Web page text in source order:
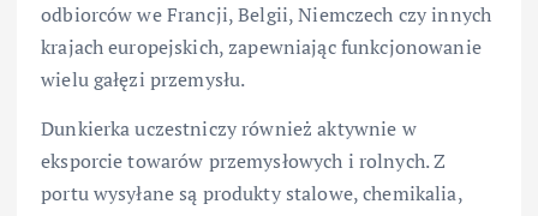
odbiorców we Francji, Belgii, Niemczech czy innych
krajach europejskich, zapewniając funkcjonowanie
wielu gałęzi przemysłu.
Dunkierka uczestniczy również aktywnie w
eksporcie towarów przemysłowych i rolnych. Z
portu wysyłane są produkty stalowe, chemikalia,